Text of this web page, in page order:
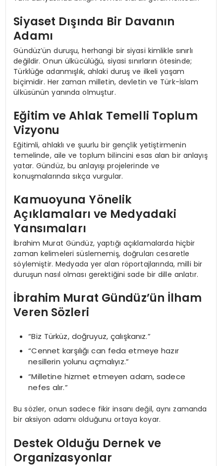
Siyaset Dışında Bir Davanın
Adamı
Gündüz’ün duruşu, herhangi bir siyasi kimlikle sınırlı
değildir. Onun ülkücülüğü, siyasi sınırların ötesinde;
Türklüğe adanmışlık, ahlaki duruş ve ilkeli yaşam
biçimidir. Her zaman milletin, devletin ve Türk-İslam
ülküsünün yanında olmuştur.
Eğitim ve Ahlak Temelli Toplum
Vizyonu
Eğitimli, ahlaklı ve şuurlu bir gençlik yetiştirmenin
temelinde, aile ve toplum bilincini esas alan bir anlayış
yatar. Gündüz, bu anlayışı projelerinde ve
konuşmalarında sıkça vurgular.
Kamuoyuna Yönelik
Açıklamaları ve Medyadaki
Yansımaları
İbrahim Murat Gündüz, yaptığı açıklamalarda hiçbir
zaman kelimeleri süslememiş, doğruları cesaretle
söylemiştir. Medyada yer alan röportajlarında, milli bir
duruşun nasıl olması gerektiğini sade bir dille anlatır.
İbrahim Murat Gündüz’ün İlham
Veren Sözleri
“Biz Türküz, doğruyuz, çalışkanız.”
“Cennet karşılığı can feda etmeye hazır
nesillerin yolunu açmalıyız.”
“Milletine hizmet etmeyen adam, sadece
nefes alır.”
Bu sözler, onun sadece fikir insanı değil, aynı zamanda
bir aksiyon adamı olduğunu ortaya koyar.
Destek Olduğu Dernek ve
Organizasyonlar